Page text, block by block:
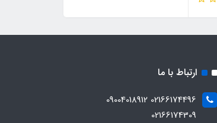
ارتباط با ما
02166174496 09004018912
02166174309